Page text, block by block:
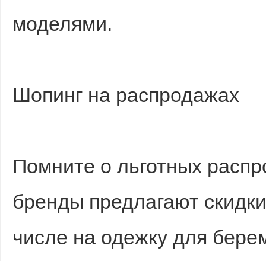
моделями.
Шопинг на распродажах
Помните о льготных
бренды предлагают
числе на одежку для